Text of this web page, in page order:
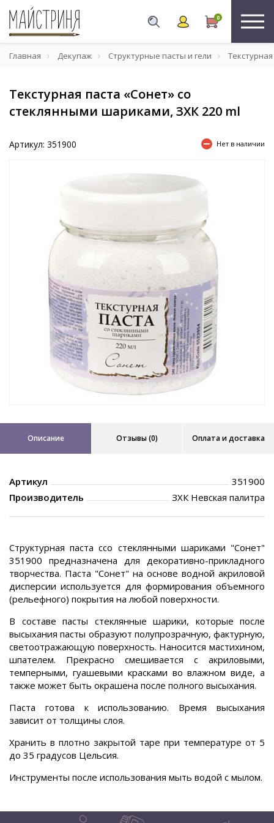
0
Главная Декупаж Структурные пасты и гели
Текстурная паста «Сонет» со
стеклянными шариками, ЗХК 220 ml
Артикул: 351900 Нет в наличии
Описание Отзывы (0) Оплата и доставка
Артикул
351900
Производитель
ЗХК Невская палитра
Структурная паста ссо стеклянными шариками "Сонет"
351900 предназначена для декоративно-прикладного
творчества. Паста "Сонет" на основе водной акриловой
дисперсии используется для формирования объемного
(рельефного) покрытия на любой поверхности.
В составе пасты стеклянные шарики, которые после
высыхания пасты образуют полупрозрачную, фактурную,
светоотражающую поверхность. Наносится мастихином,
шпателем. Прекрасно смешивается с акриловыми,
темперными, гуашевыми красками во влажном виде, а
также может быть окрашена после полного высыхания.
Паста готова к использованию. Время высыхания
зависит от толщины слоя.
Хранить в плотно закрытой таре при температуре от 5
до 35 градусов Цельсия.
Инструменты после использования мыть водой с мылом.